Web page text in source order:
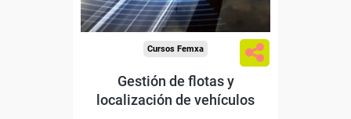
Cursos Femxa
Gestión de flotas y
localización de vehículos